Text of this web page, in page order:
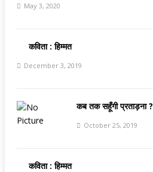
May 3, 2020
कविता : हिम्मत
December 3, 2019
कब तक सहूँगी प्रताड़ना ?
October 25, 2019
कविता : हिम्मत